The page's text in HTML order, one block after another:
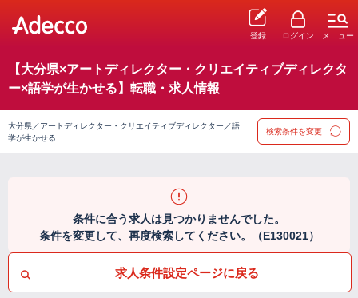
登録 ログイン メニュー
【大分県×アートディレクター・クリエイティブディレクタ
ー×語学が生かせる】転職・求人情報
大分県／アートディレクター・クリエイティブディレクター／語
学が生かせる
検索条件を変更
条件に合う求人は見つかりませんでした。
条件を変更して、再度検索してください。（E130021）
求人条件設定ページに戻る